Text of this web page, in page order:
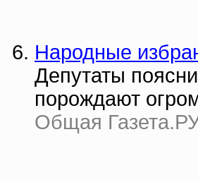
Народные
Депутаты
порождают
Общая